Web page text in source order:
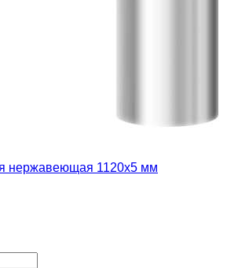
нержавеющая 1120х5 мм